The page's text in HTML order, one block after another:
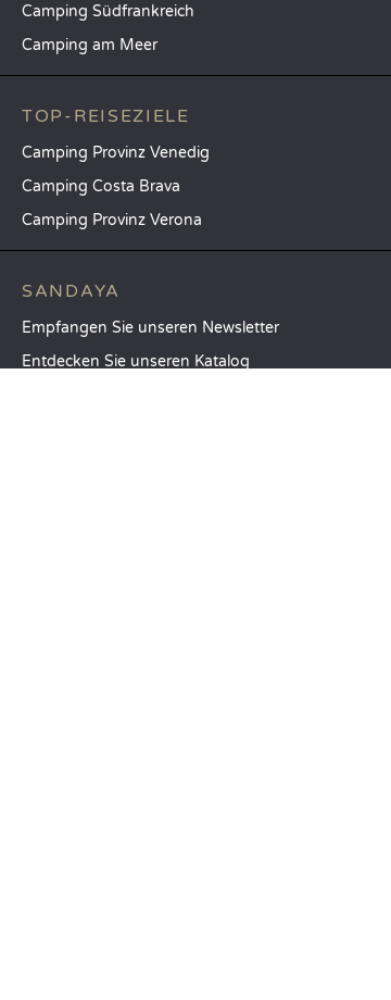
Camping Südfrankreich
Camping am Meer
TOP-REISEZIELE
Camping Provinz Venedig
Camping Costa Brava
Camping Provinz Verona
SANDAYA
Empfangen Sie unseren Newsletter
Entdecken Sie unseren Katalog